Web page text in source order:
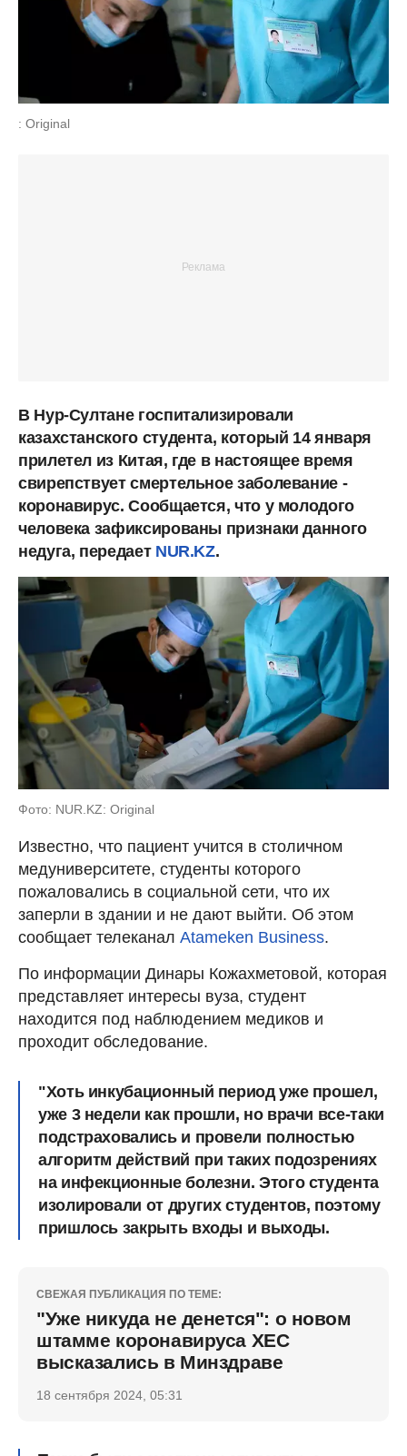
: Original
В Нур-Султане госпитализировали
казахстанского студента, который 14 января
прилетел из Китая, где в настоящее время
свирепствует смертельное заболевание -
коронавирус. Сообщается, что у молодого
человека зафиксированы признаки данного
недуга, передает NUR.KZ.
Фото: NUR.KZ: Original
Известно, что пациент учится в столичном
медуниверситете, студенты которого
пожаловались в социальной сети, что их
заперли в здании и не дают выйти. Об этом
сообщает телеканал Atameken Business.
По информации Динары Кожахметовой, которая
представляет интересы вуза, студент
находится под наблюдением медиков и
проходит обследование.
"Хоть инкубационный период уже прошел,
уже 3 недели как прошли, но врачи все-таки
подстраховались и провели полностью
алгоритм действий при таких подозрениях
на инфекционные болезни. Этого студента
изолировали от других студентов, поэтому
пришлось закрыть входы и выходы.
СВЕЖАЯ ПУБЛИКАЦИЯ ПО ТЕМЕ:
"Уже никуда не денется": о новом
штамме коронавируса ХЕС
высказались в Минздраве
18 сентября 2024, 05:31